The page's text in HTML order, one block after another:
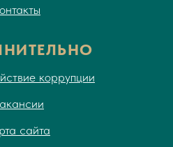
сайта
коррупции